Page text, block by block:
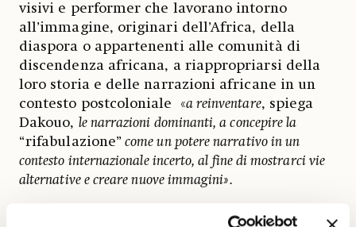
visivi e performer che lavorano intorno
all’immagine, originari dell’Africa, della
diaspora o appartenenti alle comunità di
discendenza africana, a riappropriarsi della
loro storia e delle narrazioni africane in un
contesto postcoloniale «a reinventare, spiega
Dakouo, le narrazioni dominanti, a concepire la
“rifabulazione” come un potere narrativo in un
contesto internazionale incerto, al fine di mostrarci vie
alternative e creare nuove immagini».
L’elenco degli artisti selezionati, il